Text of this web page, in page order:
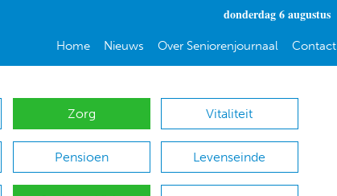
donderdag 6 augustus
Home Nieuws Over Seniorenjournaal Contact
Zorg Vitaliteit
Pensioen Levenseinde